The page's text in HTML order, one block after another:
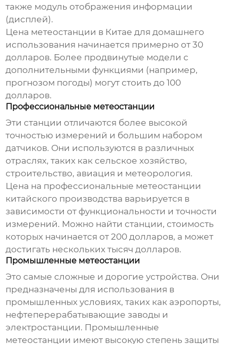
также модуль отображения информации
(дисплей).
Цена метеостанции в Китае для домашнего
использования начинается примерно от 30
долларов. Более продвинутые модели с
дополнительными функциями (например,
прогнозом погоды) могут стоить до 100
долларов.
Профессиональные метеостанции
Эти станции отличаются более высокой
точностью измерений и большим набором
датчиков. Они используются в различных
отраслях, таких как сельское хозяйство,
строительство, авиация и метеорология.
Цена на профессиональные метеостанции
китайского производства варьируется в
зависимости от функциональности и точности
измерений. Можно найти станции, стоимость
которых начинается от 200 долларов, а может
достигать нескольких тысяч долларов.
Промышленные метеостанции
Это самые сложные и дорогие устройства. Они
предназначены для использования в
промышленных условиях, таких как аэропорты,
нефтеперерабатывающие заводы и
электростанции. Промышленные
метеостанции имеют высокую степень защиты